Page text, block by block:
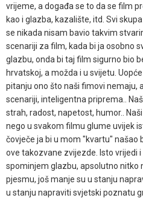
vrijeme, a događa se to da se film
kao i glazba, kazalište, itd. Svi
se nikada nisam bavio takvim
scenariji za film, kada bi ja osobno
glazbu, onda bi taj film sigurno bio
hrvatskoj, a možda i u svijetu.
pitanju ono što naši fimovi nemaju,
scenariji, inteligentna priprema..
strah, radost, napetost, humor..
nego u svakom filmu glume uvijek
čovječe ja bi u mom "kvartu" našao
ove takozvane zvijezde. Isto vrijedi
spominjem glazbu, apsolutno nitko
pjesmu, još manje su u stanju
u stanju napraviti svjetski poznatu